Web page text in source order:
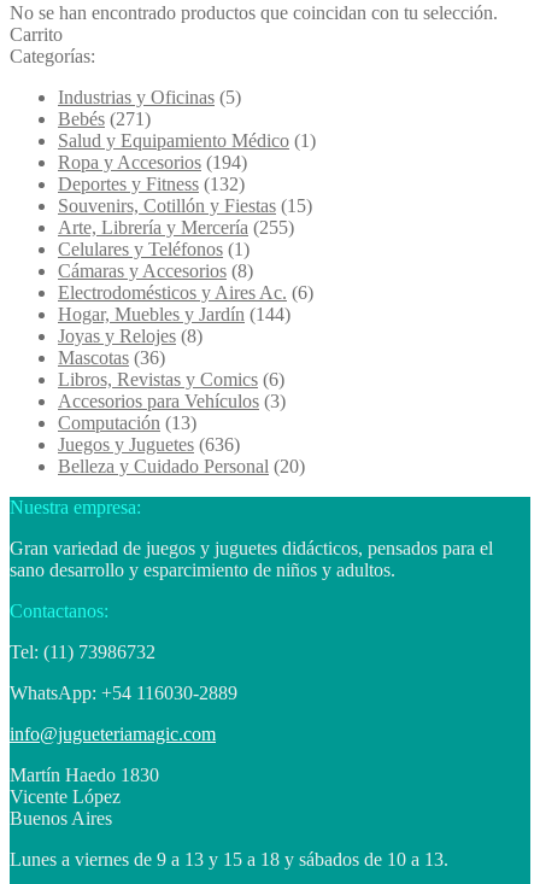
No se han encontrado productos que coincidan con tu selección.
Carrito
Categorías:
Industrias y Oficinas (5)
Bebés (271)
Salud y Equipamiento Médico (1)
Ropa y Accesorios (194)
Deportes y Fitness (132)
Souvenirs, Cotillón y Fiestas (15)
Arte, Librería y Mercería (255)
Celulares y Teléfonos (1)
Cámaras y Accesorios (8)
Electrodomésticos y Aires Ac. (6)
Hogar, Muebles y Jardín (144)
Joyas y Relojes (8)
Mascotas (36)
Libros, Revistas y Comics (6)
Accesorios para Vehículos (3)
Computación (13)
Juegos y Juguetes (636)
Belleza y Cuidado Personal (20)
Nuestra empresa:
Gran variedad de juegos y juguetes didácticos, pensados para el
sano desarrollo y esparcimiento de niños y adultos.
Contactanos:
Tel: (11) 73986732
WhatsApp: +54 116030-2889
info@jugueteriamagic.com
Martín Haedo 1830
Vicente López
Buenos Aires
Lunes a viernes de 9 a 13 y 15 a 18 y sábados de 10 a 13.